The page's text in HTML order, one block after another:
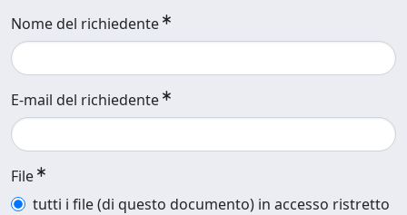
Nome del richiedente
E-mail del richiedente
File
tutti i file (di questo documento) in accesso ristretto